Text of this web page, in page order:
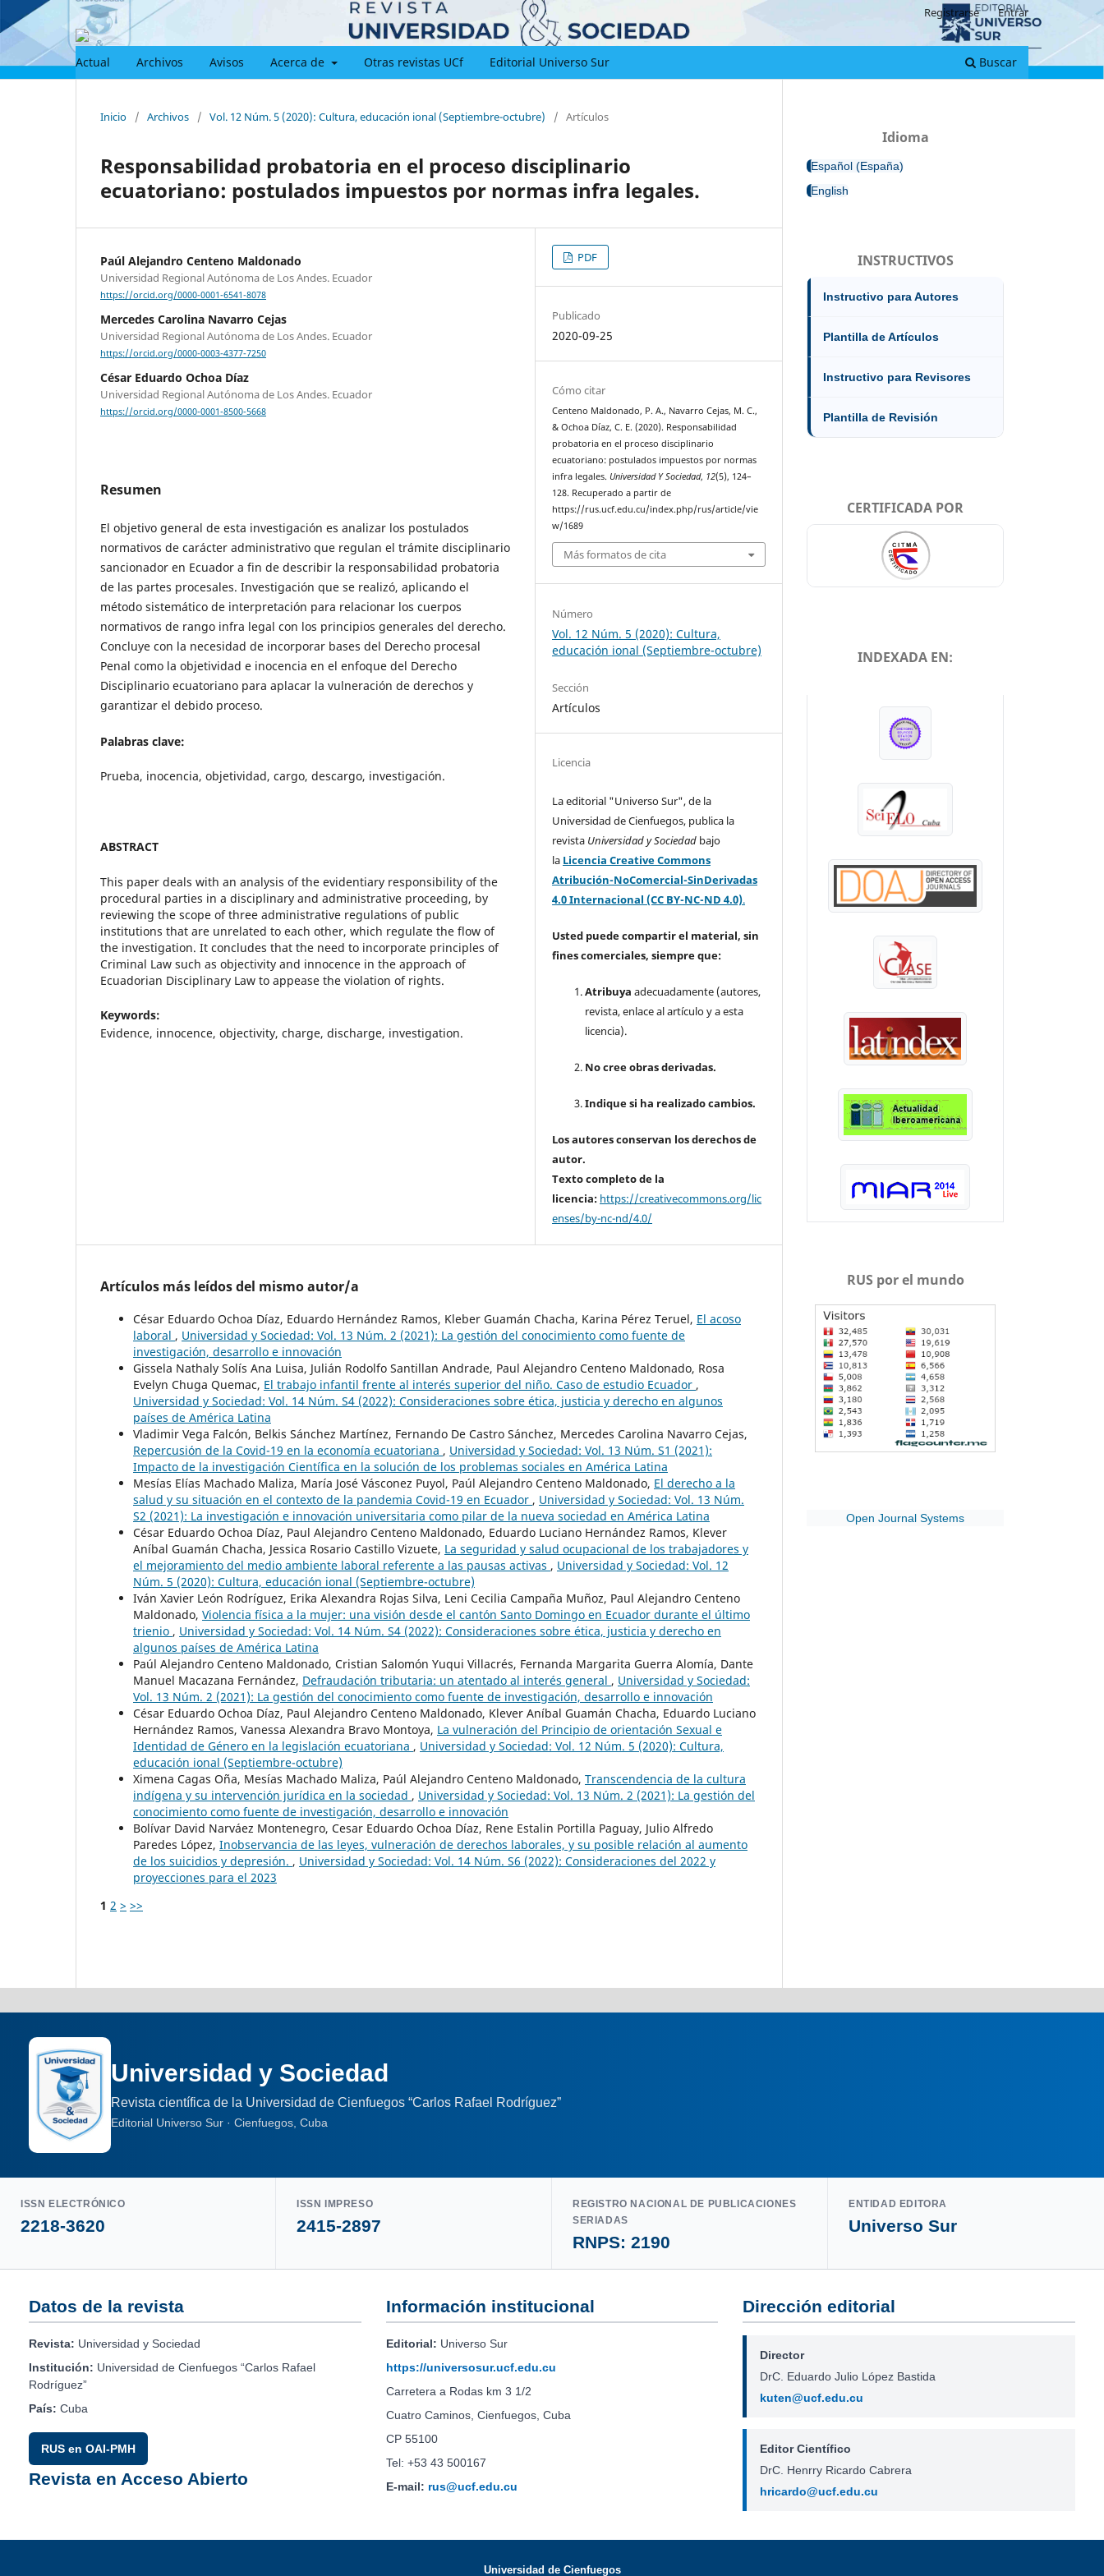
Actual Archivos Avisos Acerca de Otras revistas UCf Editorial Universo Sur Buscar
Registrarse Entrar
Inicio / Archivos / Vol. 12 Núm. 5 (2020): Cultura, educación ional (Septiembre-octubre) / Artículos
Responsabilidad probatoria en el proceso disciplinario
ecuatoriano: postulados impuestos por normas infra legales.
Paúl Alejandro Centeno Maldonado
Universidad Regional Autónoma de Los Andes. Ecuador
https://orcid.org/0000-0001-6541-8078
Mercedes Carolina Navarro Cejas
Universidad Regional Autónoma de Los Andes. Ecuador
https://orcid.org/0000-0003-4377-7250
César Eduardo Ochoa Díaz
Universidad Regional Autónoma de Los Andes. Ecuador
https://orcid.org/0000-0001-8500-5668
Resumen
El objetivo general de esta investigación es analizar los postulados
normativos de carácter administrativo que regulan el trámite disciplinario
sancionador en Ecuador a fin de describir la responsabilidad probatoria
de las partes procesales. Investigación que se realizó, aplicando el
método sistemático de interpretación para relacionar los cuerpos
normativos de rango infra legal con los principios generales del derecho.
Concluye con la necesidad de incorporar bases del Derecho procesal
Penal como la objetividad e inocencia en el enfoque del Derecho
Disciplinario ecuatoriano para aplacar la vulneración de derechos y
garantizar el debido proceso.
Palabras clave:
Prueba, inocencia, objetividad, cargo, descargo, investigación.
ABSTRACT
This paper deals with an analysis of the evidentiary responsibility of the
procedural parties in a disciplinary and administrative proceeding, by
reviewing the scope of three administrative regulations of public
institutions that are unrelated to each other, which regulate the flow of
the investigation. It concludes that the need to incorporate principles of
Criminal Law such as objectivity and innocence in the approach of
Ecuadorian Disciplinary Law to appease the violation of rights.
Keywords:
Evidence, innocence, objectivity, charge, discharge, investigation.
PDF
Publicado
2020-09-25
Cómo citar
Centeno Maldonado, P. A., Navarro Cejas, M. C.,
& Ochoa Díaz, C. E. (2020). Responsabilidad
probatoria en el proceso disciplinario
ecuatoriano: postulados impuestos por normas
infra legales. Universidad Y Sociedad, 12(5), 124–
128. Recuperado a partir de
https://rus.ucf.edu.cu/index.php/rus/article/vie
w/1689
Más formatos de cita
Número
Vol. 12 Núm. 5 (2020): Cultura,
educación ional (Septiembre-octubre)
Sección
Artículos
Licencia
La editorial "Universo Sur", de la
Universidad de Cienfuegos, publica la
revista Universidad y Sociedad bajo
la Licencia Creative Commons
Atribución-NoComercial-SinDerivadas
4.0 Internacional (CC BY-NC-ND 4.0).
Usted puede compartir el material, sin
fines comerciales, siempre que:
Atribuya adecuadamente (autores,
revista, enlace al artículo y a esta
licencia).
No cree obras derivadas.
Indique si ha realizado cambios.
Los autores conservan los derechos de
autor.
Texto completo de la
licencia: https://creativecommons.org/lic
enses/by-nc-nd/4.0/
Artículos más leídos del mismo autor/a
César Eduardo Ochoa Díaz, Eduardo Hernández Ramos, Kleber Guamán Chacha, Karina Pérez Teruel, El acoso
laboral , Universidad y Sociedad: Vol. 13 Núm. 2 (2021): La gestión del conocimiento como fuente de
investigación, desarrollo e innovación
Gissela Nathaly Solís Ana Luisa, Julián Rodolfo Santillan Andrade, Paul Alejandro Centeno Maldonado, Rosa
Evelyn Chuga Quemac, El trabajo infantil frente al interés superior del niño. Caso de estudio Ecuador ,
Universidad y Sociedad: Vol. 14 Núm. S4 (2022): Consideraciones sobre ética, justicia y derecho en algunos
países de América Latina
Vladimir Vega Falcón, Belkis Sánchez Martínez, Fernando De Castro Sánchez, Mercedes Carolina Navarro Cejas,
Repercusión de la Covid-19 en la economía ecuatoriana , Universidad y Sociedad: Vol. 13 Núm. S1 (2021):
Impacto de la investigación Científica en la solución de los problemas sociales en América Latina
Mesías Elías Machado Maliza, María José Vásconez Puyol, Paúl Alejandro Centeno Maldonado, El derecho a la
salud y su situación en el contexto de la pandemia Covid-19 en Ecuador , Universidad y Sociedad: Vol. 13 Núm.
S2 (2021): La investigación e innovación universitaria como pilar de la nueva sociedad en América Latina
César Eduardo Ochoa Díaz, Paul Alejandro Centeno Maldonado, Eduardo Luciano Hernández Ramos, Klever
Aníbal Guamán Chacha, Jessica Rosario Castillo Vizuete, La seguridad y salud ocupacional de los trabajadores y
el mejoramiento del medio ambiente laboral referente a las pausas activas , Universidad y Sociedad: Vol. 12
Núm. 5 (2020): Cultura, educación ional (Septiembre-octubre)
Iván Xavier León Rodríguez, Erika Alexandra Rojas Silva, Leni Cecilia Campaña Muñoz, Paul Alejandro Centeno
Maldonado, Violencia física a la mujer: una visión desde el cantón Santo Domingo en Ecuador durante el último
trienio , Universidad y Sociedad: Vol. 14 Núm. S4 (2022): Consideraciones sobre ética, justicia y derecho en
algunos países de América Latina
Paúl Alejandro Centeno Maldonado, Cristian Salomón Yuqui Villacrés, Fernanda Margarita Guerra Alomía, Dante
Manuel Macazana Fernández, Defraudación tributaria: un atentado al interés general , Universidad y Sociedad:
Vol. 13 Núm. 2 (2021): La gestión del conocimiento como fuente de investigación, desarrollo e innovación
César Eduardo Ochoa Díaz, Paul Alejandro Centeno Maldonado, Klever Aníbal Guamán Chacha, Eduardo Luciano
Hernández Ramos, Vanessa Alexandra Bravo Montoya, La vulneración del Principio de orientación Sexual e
Identidad de Género en la legislación ecuatoriana , Universidad y Sociedad: Vol. 12 Núm. 5 (2020): Cultura,
educación ional (Septiembre-octubre)
Ximena Cagas Oña, Mesías Machado Maliza, Paúl Alejandro Centeno Maldonado, Transcendencia de la cultura
indígena y su intervención jurídica en la sociedad , Universidad y Sociedad: Vol. 13 Núm. 2 (2021): La gestión del
conocimiento como fuente de investigación, desarrollo e innovación
Bolívar David Narváez Montenegro, Cesar Eduardo Ochoa Díaz, Rene Estalin Portilla Paguay, Julio Alfredo
Paredes López, Inobservancia de las leyes, vulneración de derechos laborales, y su posible relación al aumento
de los suicidios y depresión. , Universidad y Sociedad: Vol. 14 Núm. S6 (2022): Consideraciones del 2022 y
proyecciones para el 2023
1 2 > >>
Idioma
Español (España)
English
INSTRUCTIVOS
Instructivo para Autores
Plantilla de Artículos
Instructivo para Revisores
Plantilla de Revisión
CERTIFICADA POR
INDEXADA EN:
RUS por el mundo
Open Journal Systems
Universidad y Sociedad
Revista científica de la Universidad de Cienfuegos “Carlos Rafael Rodríguez”
Editorial Universo Sur · Cienfuegos, Cuba
ISSN ELECTRÓNICO
2218-3620
ISSN IMPRESO
2415-2897
REGISTRO NACIONAL DE PUBLICACIONES
SERIADAS
RNPS: 2190
ENTIDAD EDITORA
Universo Sur
Datos de la revista
Revista: Universidad y Sociedad
Institución: Universidad de Cienfuegos “Carlos Rafael
Rodríguez”
País: Cuba
RUS en OAI-PMH
Revista en Acceso Abierto
Información institucional
Editorial: Universo Sur
https://universosur.ucf.edu.cu
Carretera a Rodas km 3 1/2
Cuatro Caminos, Cienfuegos, Cuba
CP 55100
Tel: +53 43 500167
E-mail: rus@ucf.edu.cu
Dirección editorial
Director
DrC. Eduardo Julio López Bastida
kuten@ucf.edu.cu
Editor Científico
DrC. Henrry Ricardo Cabrera
hricardo@ucf.edu.cu
Universidad de Cienfuegos